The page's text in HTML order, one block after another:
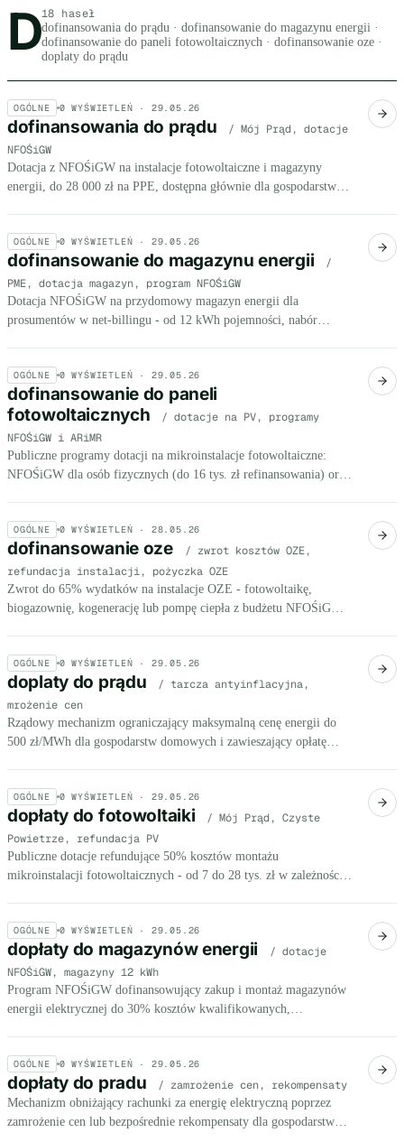
Litera D, 18 haseł
D18 haseł
dofinansowania do prądu · dofinansowanie do magazynu energii ·
dofinansowanie do paneli fotowoltaicznych · dofinansowanie oze ·
doplaty do prądu
OGÓLNE 0 WYŚWIETLEŃ · 29.05.26
dofinansowania do prądu
/ Mój Prąd, dotacje
NFOŚiGW
Dotacja z NFOŚiGW na instalacje fotowoltaiczne i magazyny
energii, do 28 000 zł na PPE, dostępna głównie dla gospodarstw
OGÓLNE 0 WYŚWIETLEŃ · 29.05.26
dofinansowanie do magazynu energii
/
PME, dotacja magazyn, program NFOŚiGW
Dotacja NFOŚiGW na przydomowy magazyn energii dla
prosumentów w net-billingu - od 12 kWh pojemności, nabór
OGÓLNE 0 WYŚWIETLEŃ · 29.05.26
dofinansowanie do paneli
fotowoltaicznych
/ dotacje na PV, programy
NFOŚiGW i ARiMR
Publiczne programy dotacji na mikroinstalacje fotowoltaiczne:
NFOŚiGW dla osób fizycznych (do 16 tys. zł refinansowania) oraz
OGÓLNE 0 WYŚWIETLEŃ · 28.05.26
dofinansowanie oze
/ zwrot kosztów OZE,
refundacja instalacji, pożyczka OZE
Zwrot do 65% wydatków na instalacje OZE - fotowoltaikę,
biogazownię, kogenerację lub pompę ciepła z budżetu NFOŚiGW,
OGÓLNE 0 WYŚWIETLEŃ · 29.05.26
doplaty do prądu
/ tarcza antyinflacyjna,
mrożenie cen
Rządowy mechanizm ograniczający maksymalną cenę energii do
500 zł/MWh dla gospodarstw domowych i zawieszający opłatę
OGÓLNE 0 WYŚWIETLEŃ · 29.05.26
dopłaty do fotowoltaiki
/ Mój Prąd, Czyste
Powietrze, refundacja PV
Publiczne dotacje refundujące 50% kosztów montażu
mikroinstalacji fotowoltaicznych - od 7 do 28 tys. zł w zależności
OGÓLNE 0 WYŚWIETLEŃ · 29.05.26
dopłaty do magazynów energii
/ dotacje
NFOŚiGW, magazyny 12 kWh
Program NFOŚiGW dofinansowujący zakup i montaż magazynów
energii elektrycznej do 30% kosztów kwalifikowanych,
OGÓLNE 0 WYŚWIETLEŃ · 29.05.26
dopłaty do pradu / zamrożenie cen, rekompensaty
Mechanizm obniżający rachunki za energię elektryczną poprzez
zamrożenie cen lub bezpośrednie rekompensaty dla gospodarstw